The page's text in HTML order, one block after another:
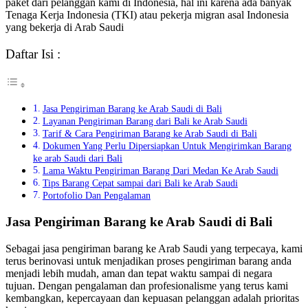
Tenaga Kerja Indonesia (TKI) atau pekerja migran asal Indonesia
yang bekerja di Arab Saudi
Daftar Isi :
Jasa Pengiriman Barang ke Arab Saudi di Bali
Layanan Pengiriman Barang dari Bali ke Arab Saudi
Tarif & Cara Pengiriman Barang ke Arab Saudi di Bali
Dokumen Yang Perlu Dipersiapkan Untuk Mengirimkan Barang
ke arab Saudi dari Bali
Lama Waktu Pengiriman Barang Dari Medan Ke Arab Saudi
Tips Barang Cepat sampai dari Bali ke Arab Saudi
Portofolio Dan Pengalaman
Jasa Pengiriman Barang ke Arab Saudi di Bali
Sebagai jasa pengiriman barang ke Arab Saudi yang terpecaya, kami
terus berinovasi untuk menjadikan proses pengiriman barang anda
menjadi lebih mudah, aman dan tepat waktu sampai di negara
tujuan. Dengan pengalaman dan profesionalisme yang terus kami
kembangkan, kepercayaan dan kepuasan pelanggan adalah prioritas